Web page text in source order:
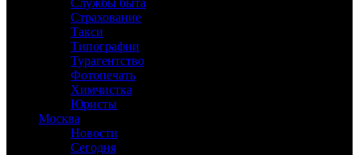
Службы быта
Страхование
Такси
Типографии
Турагентство
Фотопечать
Химчистка
Юристы
Москва
Новости
Сегодня